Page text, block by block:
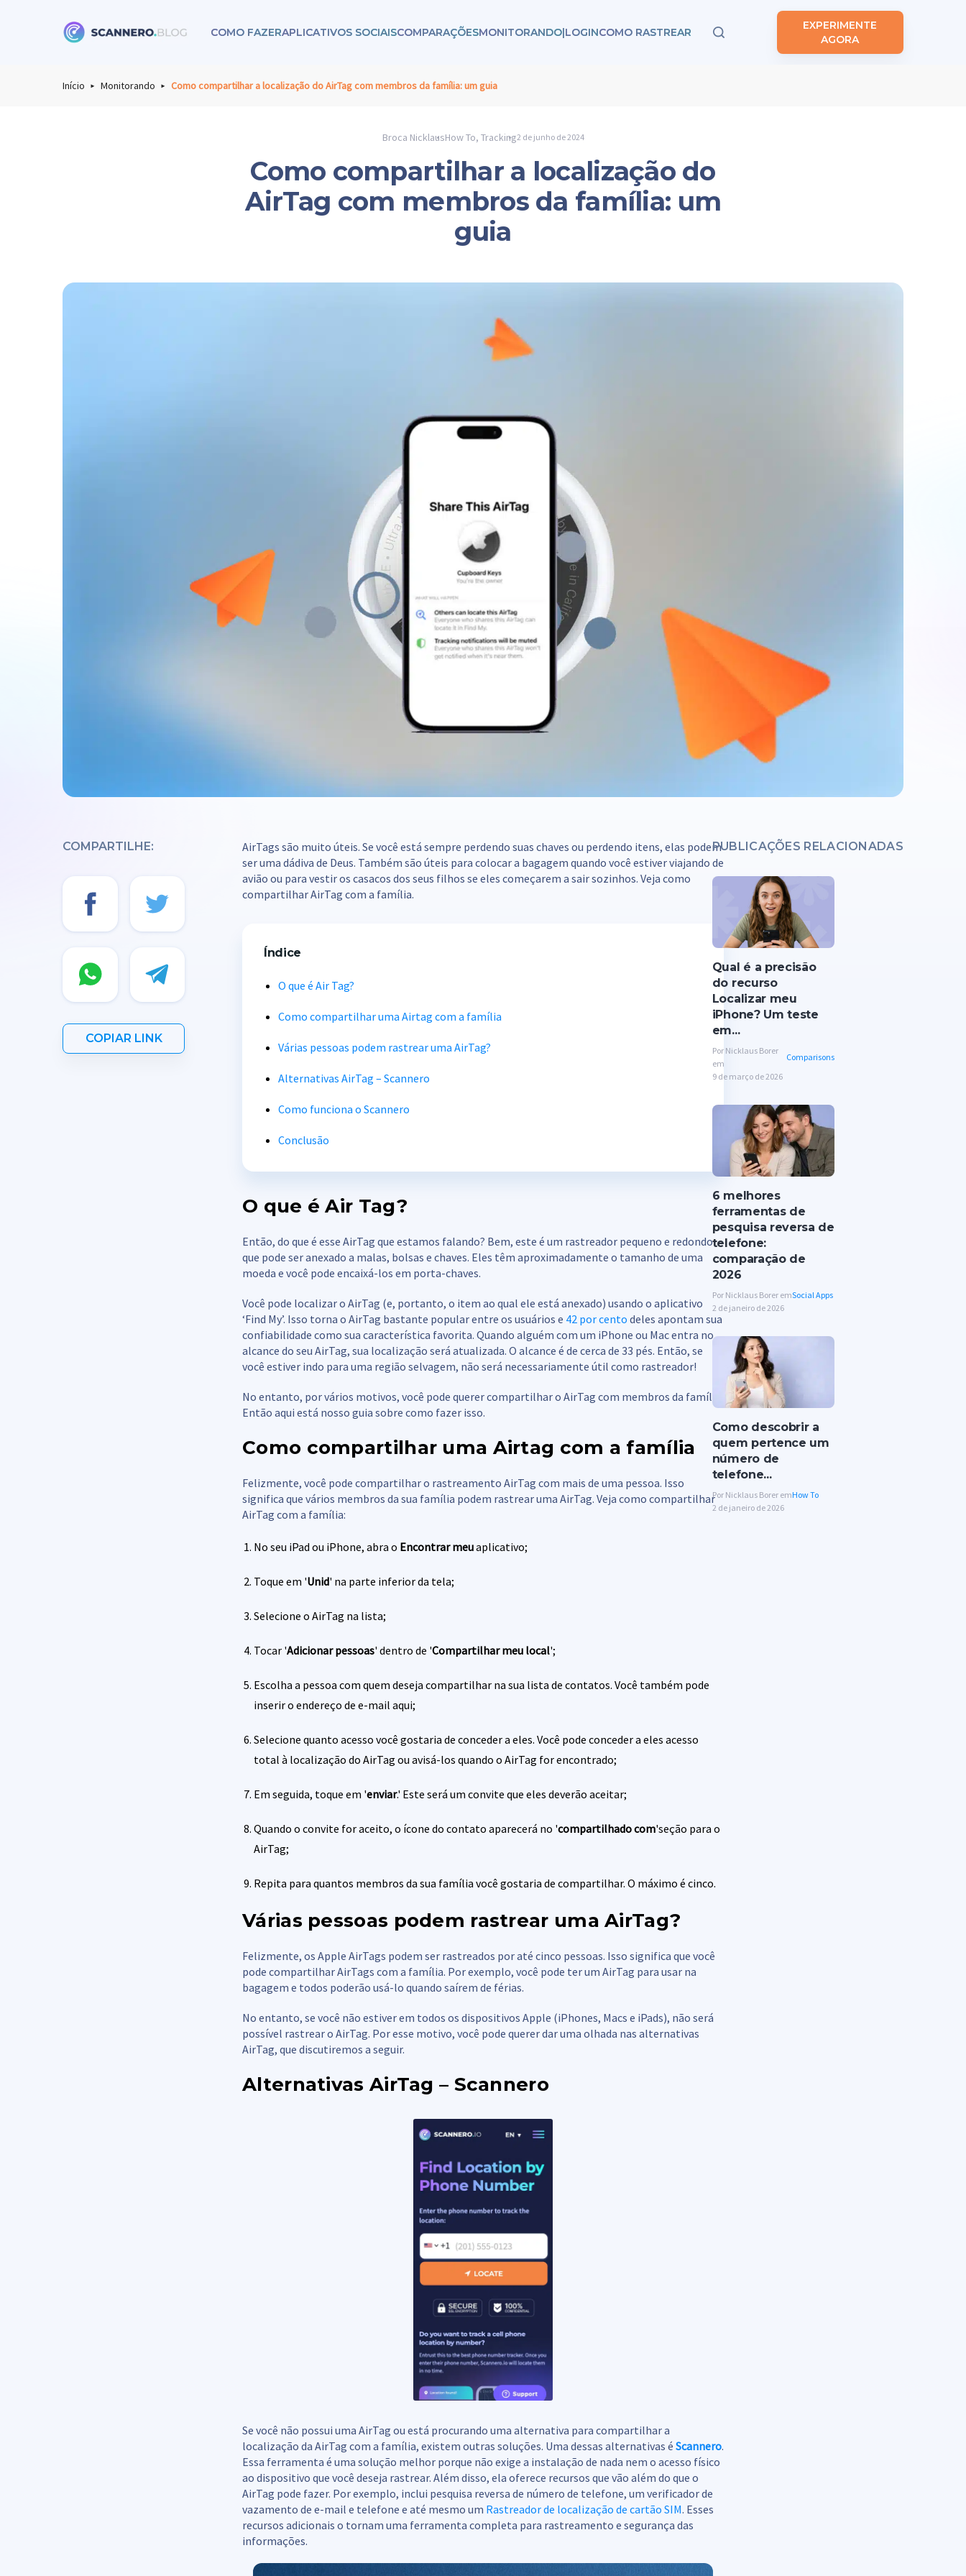
COMO FAZERAPLICATIVOS SOCIAISCOMPARAÇÕESMONITORANDO|LOGINCOMO RASTREAR
EXPERIMENTE
AGORA
Início Monitorando Como compartilhar a localização do AirTag com membros da família: um guia
Broca NicklausHow To, Tracking2 de junho de 2024
Como compartilhar a localização do
AirTag com membros da família: um
guia
COMPARTILHE:
COPIAR LINK
AirTags são muito úteis. Se você está sempre perdendo suas chaves ou perdendo itens, elas podem
ser uma dádiva de Deus. Também são úteis para colocar a bagagem quando você estiver viajando de
avião ou para vestir os casacos dos seus filhos se eles começarem a sair sozinhos. Veja como
compartilhar AirTag com a família.
Índice
O que é Air Tag?
Como compartilhar uma Airtag com a família
Várias pessoas podem rastrear uma AirTag?
Alternativas AirTag – Scannero
Como funciona o Scannero
Conclusão
O que é Air Tag?
Então, do que é esse AirTag que estamos falando? Bem, este é um rastreador pequeno e redondo
que pode ser anexado a malas, bolsas e chaves. Eles têm aproximadamente o tamanho de uma
moeda e você pode encaixá-los em porta-chaves.
Você pode localizar o AirTag (e, portanto, o item ao qual ele está anexado) usando o aplicativo
‘Find My’. Isso torna o AirTag bastante popular entre os usuários e 42 por cento deles apontam sua
confiabilidade como sua característica favorita. Quando alguém com um iPhone ou Mac entra no
alcance do seu AirTag, sua localização será atualizada. O alcance é de cerca de 33 pés. Então, se
você estiver indo para uma região selvagem, não será necessariamente útil como rastreador!
No entanto, por vários motivos, você pode querer compartilhar o AirTag com membros da família.
Então aqui está nosso guia sobre como fazer isso.
Como compartilhar uma Airtag com a família
Felizmente, você pode compartilhar o rastreamento AirTag com mais de uma pessoa. Isso
significa que vários membros da sua família podem rastrear uma AirTag. Veja como compartilhar
AirTag com a família:
No seu iPad ou iPhone, abra o Encontrar meuaplicativo;
Toque em 'Unid' na parte inferior da tela;
Selecione o AirTag na lista;
Tocar 'Adicionar pessoas' dentro de 'Compartilhar meu local';
Escolha a pessoa com quem deseja compartilhar na sua lista de contatos. Você também pode
inserir o endereço de e-mail aqui;
Selecione quanto acesso você gostaria de conceder a eles. Você pode conceder a eles acesso
total à localização do AirTag ou avisá-los quando o AirTag for encontrado;
Em seguida, toque em 'enviar.' Este será um convite que eles deverão aceitar;
Quando o convite for aceito, o ícone do contato aparecerá no 'compartilhado com'seção para o
AirTag;
Repita para quantos membros da sua família você gostaria de compartilhar. O máximo é cinco.
Várias pessoas podem rastrear uma AirTag?
Felizmente, os Apple AirTags podem ser rastreados por até cinco pessoas. Isso significa que você
pode compartilhar AirTags com a família. Por exemplo, você pode ter um AirTag para usar na
bagagem e todos poderão usá-lo quando saírem de férias.
No entanto, se você não estiver em todos os dispositivos Apple (iPhones, Macs e iPads), não será
possível rastrear o AirTag. Por esse motivo, você pode querer dar uma olhada nas alternativas
AirTag, que discutiremos a seguir.
Alternativas AirTag – Scannero
Se você não possui uma AirTag ou está procurando uma alternativa para compartilhar a
localização da AirTag com a família, existem outras soluções. Uma dessas alternativas é Scannero.
Essa ferramenta é uma solução melhor porque não exige a instalação de nada nem o acesso físico
ao dispositivo que você deseja rastrear. Além disso, ela oferece recursos que vão além do que o
AirTag pode fazer. Por exemplo, inclui pesquisa reversa de número de telefone, um verificador de
vazamento de e-mail e telefone e até mesmo um Rastreador de localização de cartão SIM. Esses
recursos adicionais o tornam uma ferramenta completa para rastreamento e segurança das
informações.
PUBLICAÇÕES RELACIONADAS
Qual é a precisão
do recurso
Localizar meu
iPhone? Um teste
em...
Por Nicklaus Borer
em
Comparisons
9 de março de 2026
6 melhores
ferramentas de
pesquisa reversa de
telefone:
comparação de
2026
Por Nicklaus Borer emSocial Apps
2 de janeiro de 2026
Como descobrir a
quem pertence um
número de
telefone...
Por Nicklaus Borer emHow To
2 de janeiro de 2026